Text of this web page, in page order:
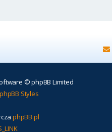
© phpBB Limited
Styles
phpBB.pl